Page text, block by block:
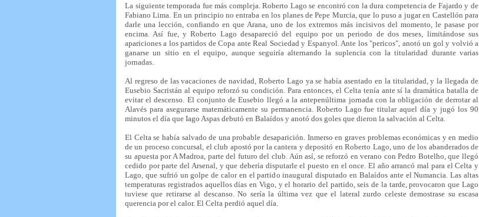
La siguiente temporada fue más compleja. Roberto Lago se encontró con la dura competencia de Fajardo y de
Fabiano Lima. En un principio no entraba en los planes de Pepe Murcia, que lo puso a jugar en Castellón para
darle una lección, confiando en que Arana, uno de los extremos más incisivos del momento, le pasase por
encima. Así fue, y Roberto Lago desapareció del equipo por un periodo de dos meses, limitándose sus
apariciones a los partidos de Copa ante Real Sociedad y Espanyol. Ante los "pericos", anotó un gol y volvió a
ganarse un sitio en el equipo, aunque seguiría alternando la suplencia con la titularidad durante varias
jornadas.
Al regreso de las vacaciones de navidad, Roberto Lago ya se había asentado en la titularidad, y la llegada de
Eusebio Sacristán al equipo reforzó su condición. Para entonces, el Celta tenía ante sí la dramática batalla de
evitar el descenso. El conjunto de Eusebio llegó a la antepenúltima jornada con la obligación de derrotar al
Alavés para asegurarse matemáticamente su permanencia. Roberto Lago fue titular aquel día y jugó los 90
minutos el día que Iago Aspas debutó en Balaídos y anotó dos goles que dieron la salvación al Celta.
El Celta se había salvado de una probable desaparición. Inmerso en graves problemas económicas y en medio
de un proceso concursal, el club apostó por la cantera y depositó en Roberto Lago, uno de los abanderados de
su apuesta por A Madroa, parte del futuro del club. Aún así, se reforzó en verano con Pedro Botelho, que llegó
cedido por parte del Arsenal, y que debería disputarle el puesto en el once. El año arrancó mal para el Celta y
Lago, que sufrió un golpe de calor en el partido inaugural disputado en Balaídos ante el Numancia. Las altas
temperaturas registrados aquellos días en Vigo, y el horario del partido, seis de la tarde, provocaron que Lago
tuviese que retirarse al descanso. No sería la última vez que el lateral zurdo celeste demostrase su escasa
querencia por el calor. El Celta perdió aquel día.